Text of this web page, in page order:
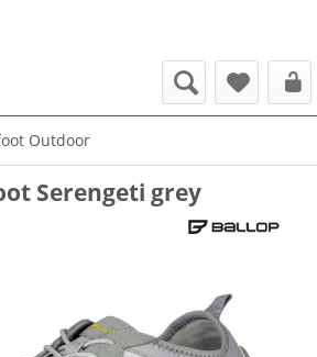
Outdoor
Serengeti grey